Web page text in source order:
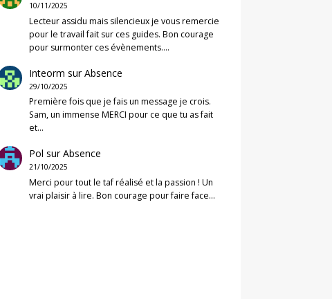
10/11/2025
Lecteur assidu mais silencieux je vous remercie
pour le travail fait sur ces guides. Bon courage
pour surmonter ces évènements.…
Inteorm surAbsence
29/10/2025
Première fois que je fais un message je crois.
Sam, un immense MERCI pour ce que tu as fait
et…
Pol surAbsence
21/10/2025
Merci pour tout le taf réalisé et la passion ! Un
vrai plaisir à lire. Bon courage pour faire face…